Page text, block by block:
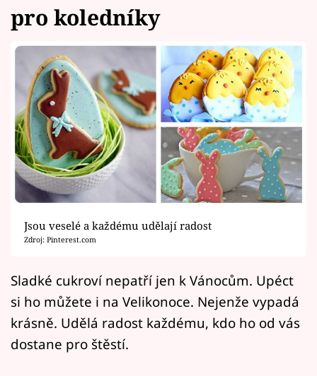
Horoskopy
Sledujte prima+
Filmový festival Karlovy Vary
Pořady
Sledujte nás
pro koledníky
Jsou veselé a každému udělají radost
Zdroj: Pinterest.com
Sladké cukroví nepatří jen k Vánocům. Upéct
si ho můžete i na Velikonoce. Nejenže vypadá
krásně. Udělá radost každému, kdo ho od vás
dostane pro štěstí.